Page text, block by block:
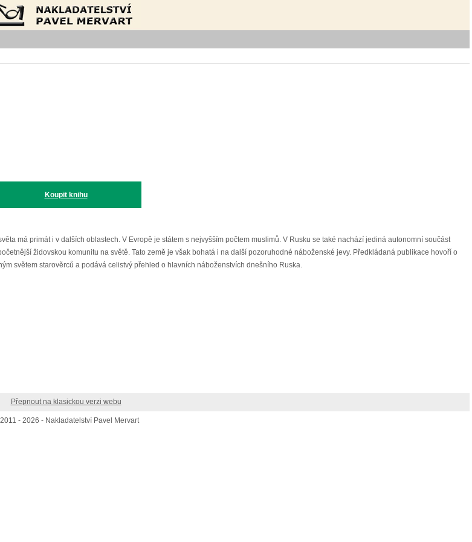
Koupit knihu
má primát i v dalších oblastech. V Evropě je státem s nejvyšším počtem muslimů. V Rusku se také nachází jediná autonomní součást
židovskou komunitu na světě. Tato země je však bohatá i na další pozoruhodné náboženské jevy. Předkládaná publikace hovoří o
světem starověrců a podává celistvý přehled o hlavních náboženstvích dnešního Ruska.
Přepnout na klasickou verzi webu
- 2026 - Nakladatelství Pavel Mervart